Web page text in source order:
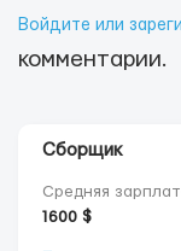
Войдите или
комментарии.
Сборщик
Средняя
1600 $